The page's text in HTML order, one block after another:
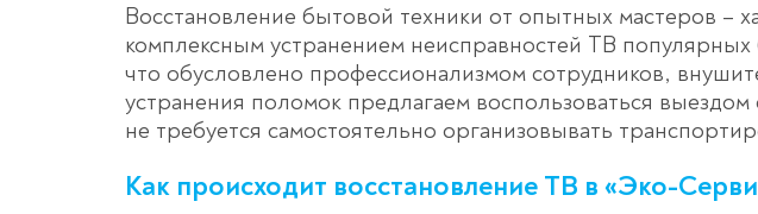
Восстановление бытовой техники от опытных мастеров –
комплексным устранением неисправностей ТВ
что обусловлено профессионализмом сотрудников,
устранения поломок предлагаем воспользоваться
не требуется самостоятельно организовывать
Как происходит восстановление ТВ в «Эко-